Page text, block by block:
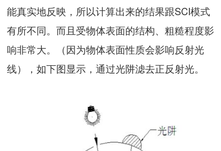
能真实地反映，所以计算出来的结果跟SCI模式
有所不同。而且受物体表面的结构、粗糙程度影
响非常大。（因为物体表面性质会影响反射光
线），如下图显示，通过光阱滤去正反射光。